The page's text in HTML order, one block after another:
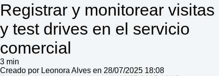
Registrar y monitorear visitas
y test drives en el servicio
comercial
3 min
Creado por Leonora Alves en 28/07/2025 18:08